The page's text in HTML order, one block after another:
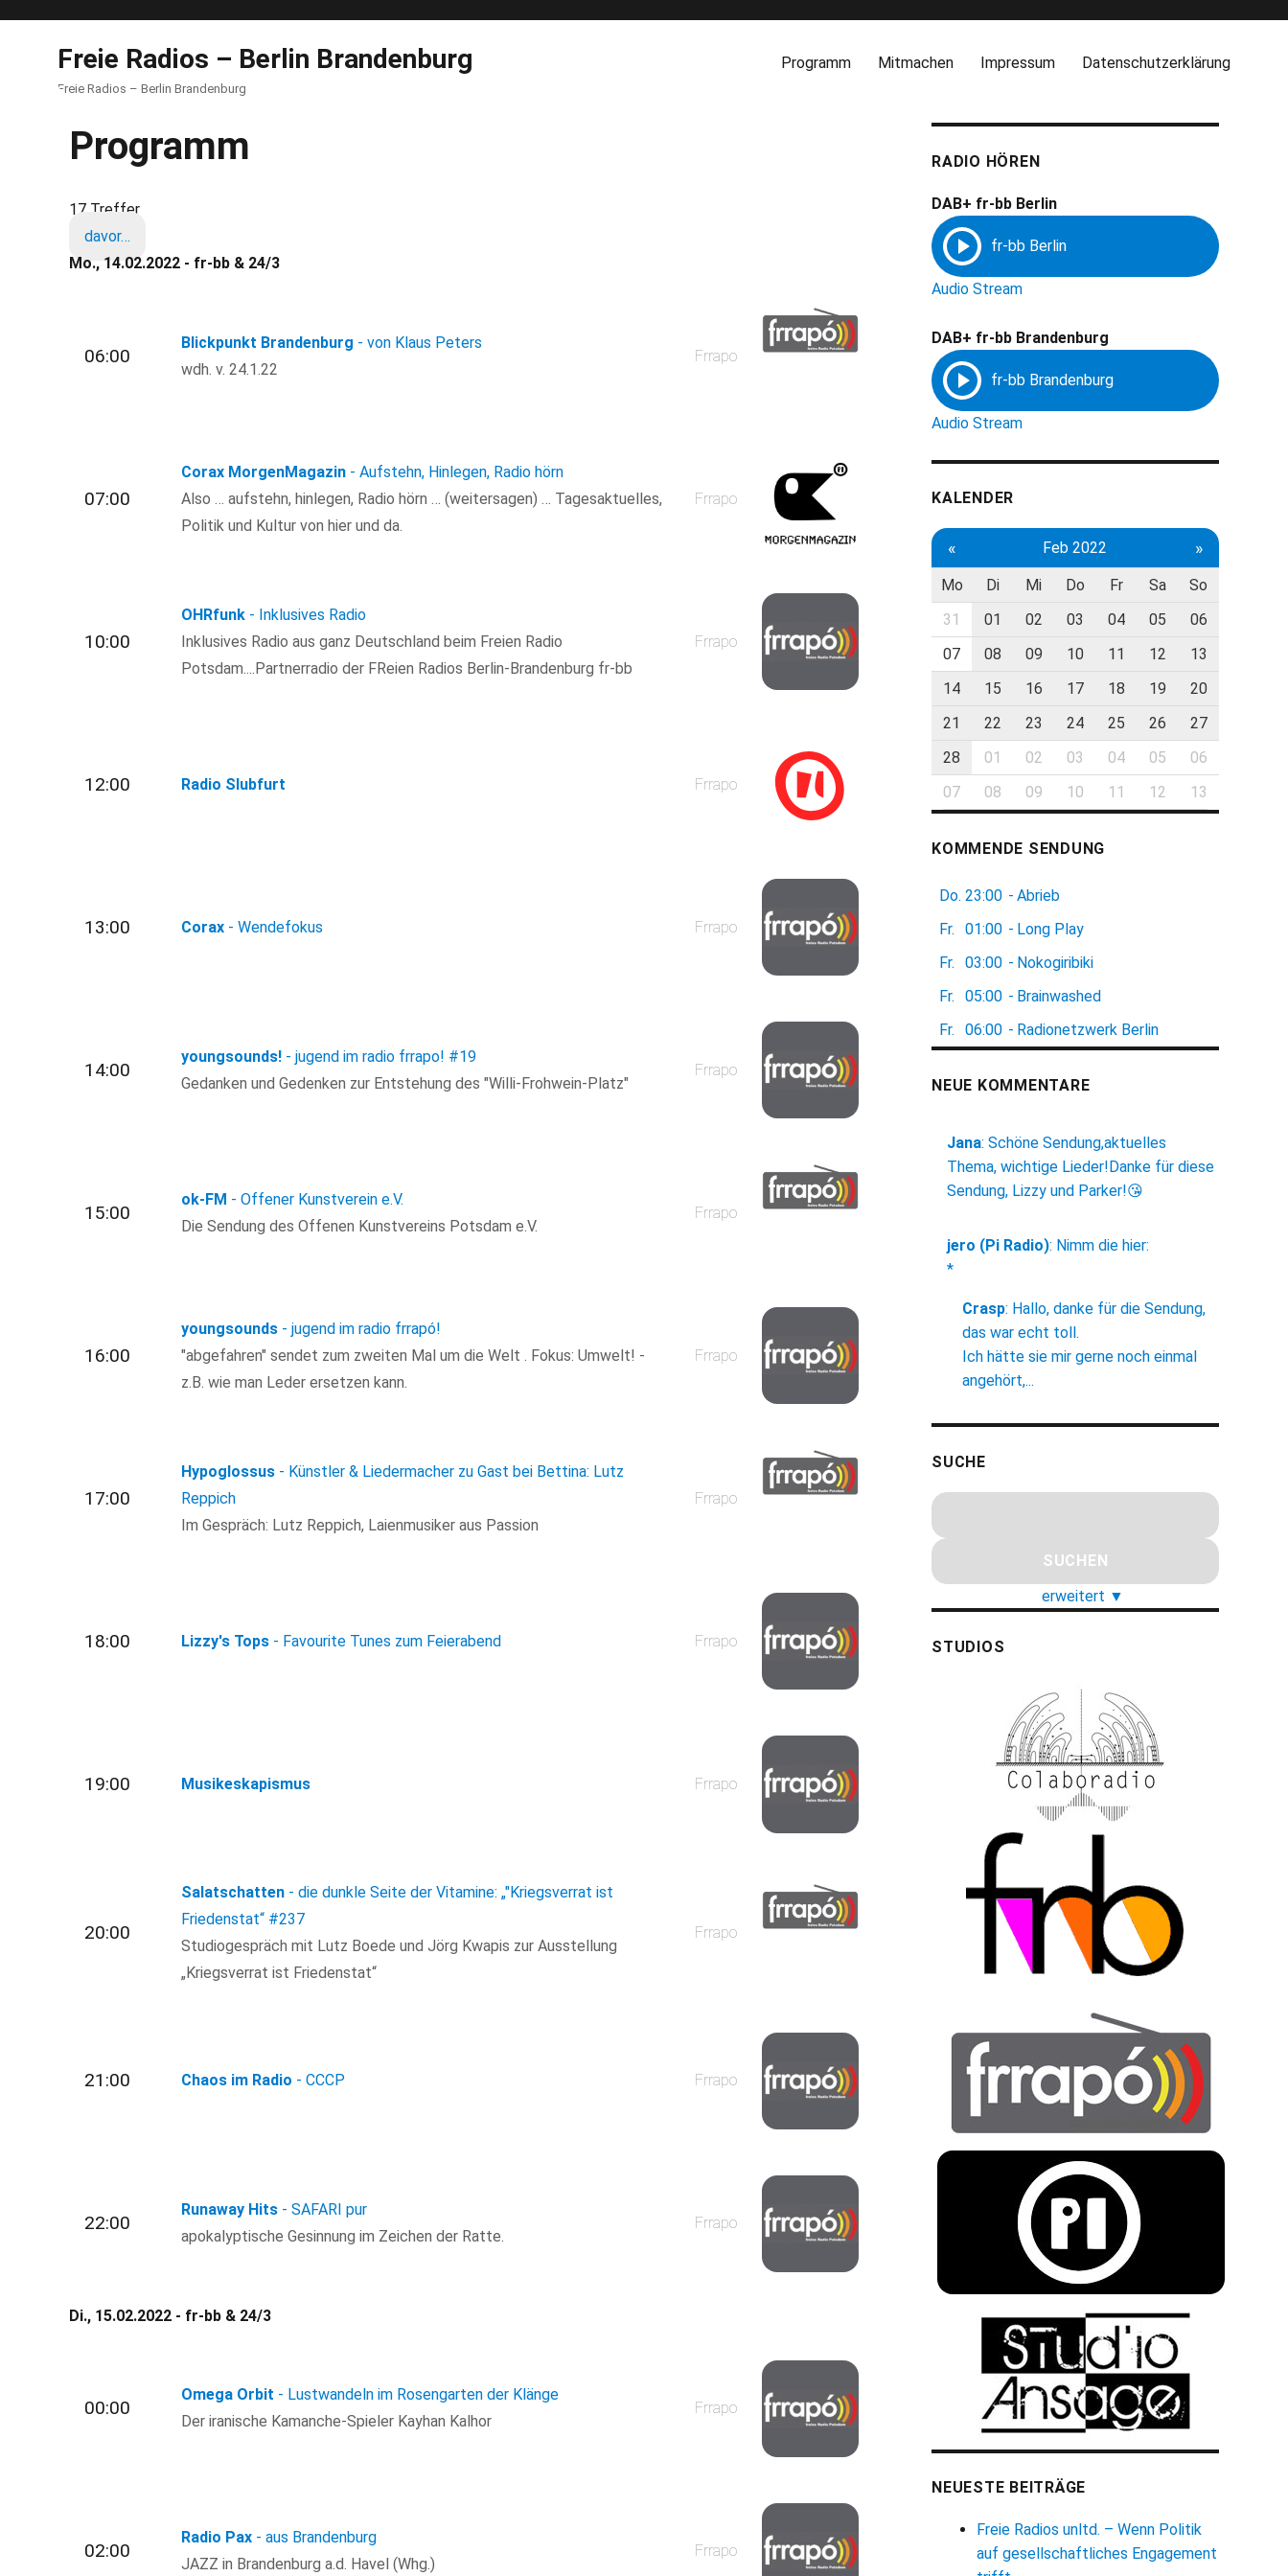
Freie Radios – Berlin Brandenburg
Freie Radios – Berlin Brandenburg
Programm Mitmachen Impressum Datenschutzerklärung
Programm
17 Treffer
davor…
Mo., 14.02.2022 - fr-bb & 24/3
06:00
Blickpunkt Brandenburg - von Klaus Peters
wdh. v. 24.1.22
Frrapo
07:00
Corax MorgenMagazin - Aufstehn, Hinlegen, Radio hörn
Also … aufstehn, hinlegen, Radio hörn … (weitersagen) … Tagesaktuelles,
Politik und Kultur von hier und da.
Frrapo
10:00
OHRfunk - Inklusives Radio
Inklusives Radio aus ganz Deutschland beim Freien Radio
Potsdam....Partnerradio der FReien Radios Berlin-Brandenburg fr-bb
Frrapo
12:00 Radio Slubfurt Frrapo
13:00 Corax - Wendefokus Frrapo
14:00
youngsounds! - jugend im radio frrapo! #19
Gedanken und Gedenken zur Entstehung des "Willi-Frohwein-Platz"
Frrapo
15:00
ok-FM - Offener Kunstverein e.V.
Die Sendung des Offenen Kunstvereins Potsdam e.V.
Frrapo
16:00
youngsounds - jugend im radio frrapó!
"abgefahren" sendet zum zweiten Mal um die Welt . Fokus: Umwelt! -
z.B. wie man Leder ersetzen kann.
Frrapo
17:00
Hypoglossus - Künstler & Liedermacher zu Gast bei Bettina: Lutz
Reppich
Im Gespräch: Lutz Reppich, Laienmusiker aus Passion
Frrapo
18:00 Lizzy's Tops - Favourite Tunes zum Feierabend Frrapo
19:00 Musikeskapismus Frrapo
20:00
Salatschatten - die dunkle Seite der Vitamine: „"Kriegsverrat ist
Friedenstat“ #237
Studiogespräch mit Lutz Boede und Jörg Kwapis zur Ausstellung
„Kriegsverrat ist Friedenstat“
Frrapo
21:00 Chaos im Radio - CCCP Frrapo
22:00
Runaway Hits - SAFARI pur
apokalyptische Gesinnung im Zeichen der Ratte.
Frrapo
Di., 15.02.2022 - fr-bb & 24/3
00:00
Omega Orbit - Lustwandeln im Rosengarten der Klänge
Der iranische Kamanche-Spieler Kayhan Kalhor
Frrapo
02:00
Radio Pax - aus Brandenburg
JAZZ in Brandenburg a.d. Havel (Whg.)
Frrapo
RADIO HÖREN
DAB+ fr-bb Berlin
Audio Stream
DAB+ fr-bb Brandenburg
Audio Stream
KALENDER
« Feb 2022 »
Mo Di Mi Do Fr Sa
So
31
01 02 03 04 05
06
07
08 09 10 11 12
13
14
15 16 17 18 19
20
21
22 23 24 25 26
27
28
01 02 03 04 05
06
07
08 09 10 11 12 13
KOMMENDE SENDUNG
Do. 23:00 - Abrieb
Fr.
01:00 - Long Play
Fr.
03:00 - Nokogiribiki
Fr.
05:00 - Brainwashed
Fr.
06:00 - Radionetzwerk Berlin
NEUE KOMMENTARE
Jana: Schöne Sendung,aktuelles
Thema, wichtige Lieder!Danke für diese
Sendung, Lizzy und Parker!😘
jero (Pi Radio): Nimm die hier:
*
Crasp: Hallo, danke für die Sendung,
das war echt toll.
Ich hätte sie mir gerne noch einmal
angehört,...
SUCHE
erweitert ▼
STUDIOS
NEUESTE BEITRÄGE
Freie Radios unltd. – Wenn Politik
auf gesellschaftliches Engagement